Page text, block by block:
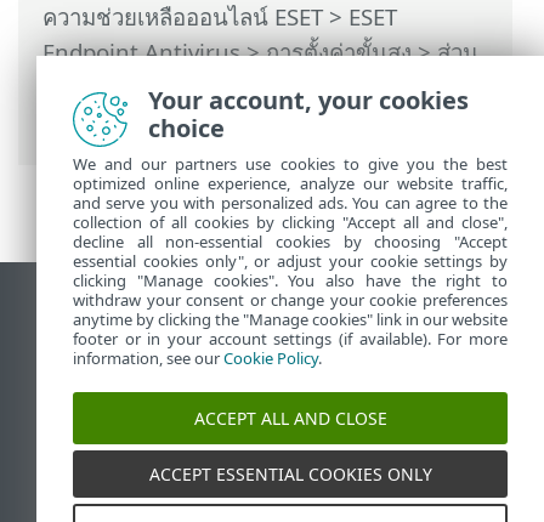
ความช่วยเหลือออนไลน์ ESET> ESET
Endpoint Antivirus>การตั้งค่าขั้นสูง>ส่วน
ติดต่อกับผู้ใช้
ตั้งค่าการเข้าถึง
> รหัสผ่าน
สำหรับการตั้งค่าขั้นสูง
ดูไซต์เดสก์ท็อป
End of Life
ESET Status Portal
ฝ่ายสนับสนุนประจำภูมิภาค
Your account, your cookies
choice
We and our partners use cookies to give you the best
optimized online experience, analyze our website traffic,
and serve you with personalized ads. You can agree to the
collection of all cookies by clicking "Accept all and close",
decline all non-essential cookies by choosing "Accept
essential cookies only", or adjust your cookie settings by
clicking "Manage cookies". You also have the right to
withdraw your consent or change your cookie preferences
anytime by clicking the "Manage cookies" link in our website
footer or in your account settings (if available). For more
information, see ourCookie Policy.
ACCEPT ALL AND CLOSE
ACCEPT ESSENTIAL COOKIES ONLY